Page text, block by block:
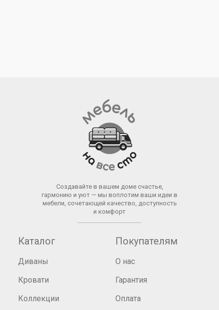
Создавайте в вашем доме счастье,
гармонию и уют — мы воплотим ваши идеи в
мебели, сочетающей качество, доступность
и комфорт
Каталог
Диваны
Кровати
Коллекции
Покупателям
О нас
Гарантия
Оплата